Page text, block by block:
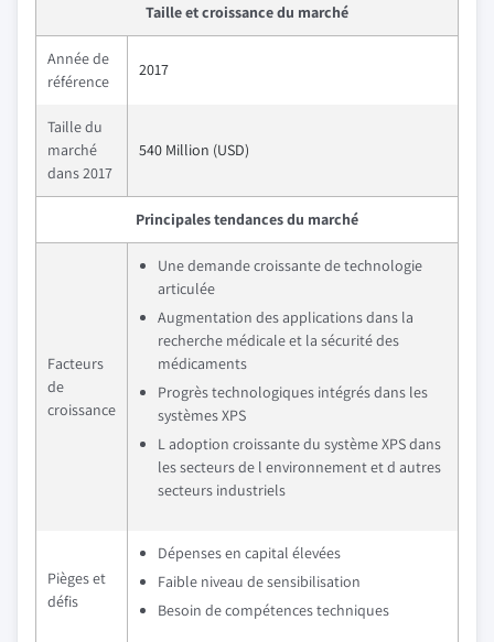
Taille et croissance du marché
Année de
référence
2017
Taille du
marché
dans 2017
540 Million (USD)
Principales tendances du marché
Facteurs
de
croissance
Une demande croissante de technologie
articulée
Augmentation des applications dans la
recherche médicale et la sécurité des
médicaments
Progrès technologiques intégrés dans les
systèmes XPS
L adoption croissante du système XPS dans
les secteurs de l environnement et d autres
secteurs industriels
Pièges et
défis
Dépenses en capital élevées
Faible niveau de sensibilisation
Besoin de compétences techniques